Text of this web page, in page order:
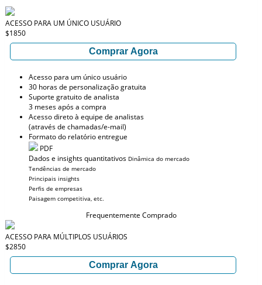
ACESSO PARA UM ÚNICO USUÁRIO
$1850
Comprar Agora
Acesso para um único usuário
30 horas de personalização gratuita
Suporte gratuito de analista
3 meses após a compra
Acesso direto à equipe de analistas
(através de chamadas/e-mail)
Formato do relatório entregue
PDF
Dados e insights quantitativos Dinâmica do mercado
Tendências de mercado
Principais insights
Perfis de empresas
Paisagem competitiva, etc.
Frequentemente Comprado
ACESSO PARA MÚLTIPLOS USUÁRIOS
$2850
Comprar Agora